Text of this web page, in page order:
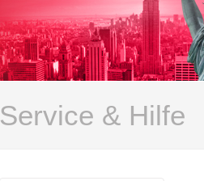
Service & Hilfe